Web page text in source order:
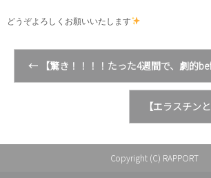
どうぞよろしくお願いいたします
← 【驚き！！！！たった4週間で、劇的
【エラスチン
Copyright (C) RAPPORT